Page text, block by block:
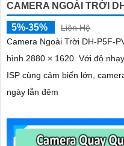
CAMERA NGOÀI TRỜI
5%-35%
Liên Hệ
Camera Ngoài Trời DH-P5F-
hình 2880 × 1620. Với độ nhạy sáng siêu thấp và công nghệ AI-
ISP cùng cảm biến lớn,
ngày lẫn đêm